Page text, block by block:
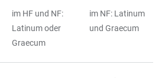
im HF und NF:
Latinum oder
Graecum
im NF: Latinum
und Graecum